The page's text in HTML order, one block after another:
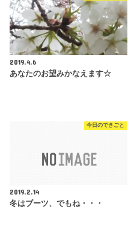
2019.4.6
あなたのお望みかなえます☆
今日のできごと
2019.2.14
冬はブーツ、でもね・・・